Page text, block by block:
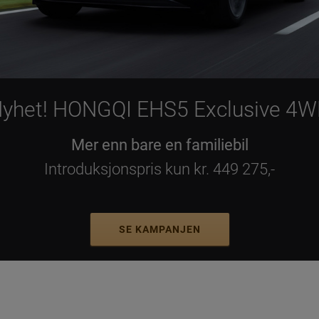
HONGQI EHS5 Exclusive
Mer enn bare en familiebil
Introduksjonspris kun kr. 449 275,-
SE KAMPANJEN